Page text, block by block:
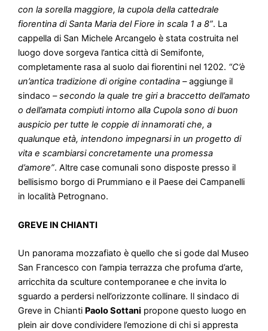
con la sorella maggiore, la cupola della cattedrale
fiorentina di Santa Maria del Fiore in scala 1 a 8”. La
cappella di San Michele Arcangelo è stata costruita nel
luogo dove sorgeva l’antica città di Semifonte,
completamente rasa al suolo dai fiorentini nel 1202. “C’è
un’antica tradizione di origine contadina –aggiunge il
sindaco – secondo la quale tre giri a braccetto dell’amato
o dell’amata compiuti intorno alla Cupola sono di buon
auspicio per tutte le coppie di innamorati che, a
qualunque età, intendono impegnarsi in un progetto di
vita e scambiarsi concretamente una promessa
d’amore”. Altre case comunali sono disposte presso il
bellisismo borgo di Prummiano e il Paese dei Campanelli
in località Petrognano.
GREVE IN CHIANTI
Un panorama mozzafiato è quello che si gode dal Museo
San Francesco con l’ampia terrazza che profuma d’arte,
arricchita da sculture contemporanee e che invita lo
sguardo a perdersi nell’orizzonte collinare. Il sindaco di
Greve in Chianti Paolo Sottani propone questo luogo en
plein air dove condividere l’emozione di chi si appresta